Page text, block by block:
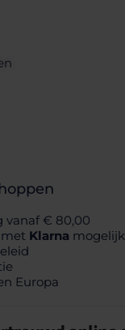
vanaf € 80,00
Klarna mogelijk
Europa